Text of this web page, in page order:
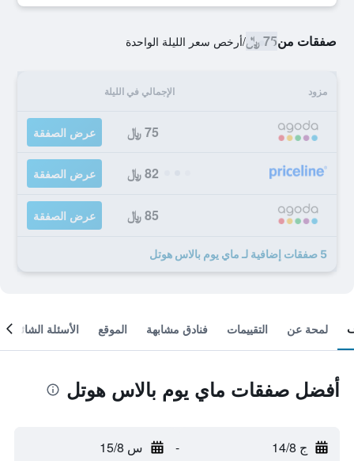
صفقات من75 ﷼ /أرخص سعر الليلة الواحدة
مزود الإجمالي في الليلة
75 ﷼ عرض الصفقة
82 ﷼ عرض الصفقة
85 ﷼ عرض الصفقة
5 صفقات إضافية لـ ماي يوم بالاس هوتل
لمحة عن التقييمات فنادق مشابهة الموقع الأسئلة الشائعة
أفضل صفقات ماي يوم بالاس هوتل
ج 14/8 - س 15/8